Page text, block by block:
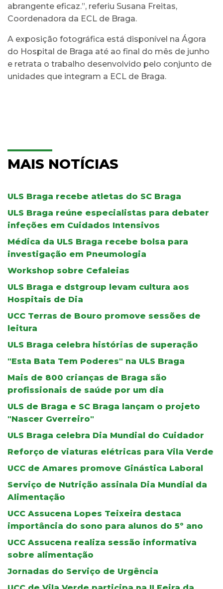
abrangente eficaz.”, referiu Susana Freitas,
Coordenadora da ECL de Braga.
A exposição fotográfica está disponível na Ágora
do Hospital de Braga até ao final do mês de junho
e retrata o trabalho desenvolvido pelo conjunto de
unidades que integram a ECL de Braga.
MAIS NOTÍCIAS
ULS Braga recebe atletas do SC Braga
ULS Braga reúne especialistas para debater
infeções em Cuidados Intensivos
Médica da ULS Braga recebe bolsa para
investigação em Pneumologia
Workshop sobre Cefaleias
ULS Braga e dstgroup levam cultura aos
Hospitais de Dia
UCC Terras de Bouro promove sessões de
leitura
ULS Braga celebra histórias de superação
"Esta Bata Tem Poderes" na ULS Braga
Mais de 800 crianças de Braga são
profissionais de saúde por um dia
ULS de Braga e SC Braga lançam o projeto
"Nascer Gverreiro"
ULS Braga celebra Dia Mundial do Cuidador
Reforço de viaturas elétricas para Vila Verde
UCC de Amares promove Ginástica Laboral
Serviço de Nutrição assinala Dia Mundial da
Alimentação
UCC Assucena Lopes Teixeira destaca
importância do sono para alunos do 5º ano
UCC Assucena realiza sessão informativa
sobre alimentação
Jornadas do Serviço de Urgência